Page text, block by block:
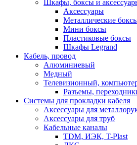
Шкафы, боксы и
Аксессуары
Металлические
Мини боксы
Пластиковые боксы
Шкафы Legrand
Кабель, провод
Алюминиевый
Медный
Телевизионный,
Разъемы,
Системы для прокладки кабеля
Аксессуары для
Аксессуары для труб
Кабельные каналы
TDM, ИЭК, T-Plast